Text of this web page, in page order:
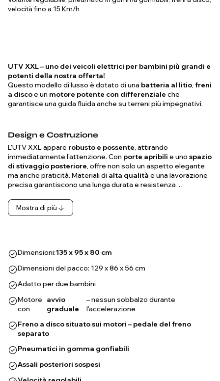
velocità fino a 15 Km/h
UTV XXL – uno dei veicoli elettrici per bambini più grandi e
potenti della nostra offerta!
Questo modello di lusso è dotato di una batteria al litio, freni
a discoe un motore potente con differenziale che
garantisce una guida fluida anche su terreni più impegnativi.
Design e Costruzione
L'UTV XXL appare robusto e possente, attirando
immediatamente l'attenzione. Con porte apribili e uno spazio
di stivaggio posteriore, offre non solo un aspetto elegante
ma anche praticità. Materiali di alta qualità e una lavorazione
precisa garantiscono una lunga durata e resistenza…
Mostra di più
Dimensioni:135 x 95 x 80 cm
Dimensioni del pacco: 129 x 86 x 56 cm
Adatto per due bambini
Motore
con
avvio
graduale
– nessun sobbalzo durante
l'accelerazione
Freno a disco situato sui motori – pedale del freno
separato
Pneumatici in gomma gonfiabili
Assali posteriori sospesi